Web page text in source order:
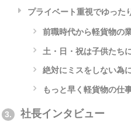
プライベート重視でゆった
前職時代から軽貨物の
土・日・祝は子供たち
絶対にミスをしない為
もっと早く軽貨物の仕
3. 社長インタビュー